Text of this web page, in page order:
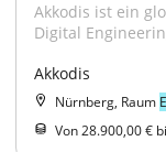
Akkodis ist ein
Digital
Akkodis
Nürnberg, Raum
Von 28.900,00 €